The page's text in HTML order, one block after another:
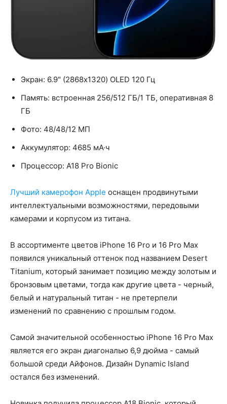
Экран: 6.9" (2868x1320) OLED 120 Гц
Память: встроенная 256/512 ГБ/1 ТБ, оперативная 8
ГБ
Фото: 48/48/12 МП
Аккумулятор: 4685 мА·ч
Процессор: A18 Pro Bionic
Лучший камерофон Apple оснащен продвинутыми
интеллектуальными возможностями, передовыми
камерами и корпусом из титана.
В ассортименте цветов iPhone 16 Pro и 16 Pro Max
появился уникальный оттенок под названием Desert
Titanium, который занимает позицию между золотым и
бронзовым цветами, тогда как другие цвета - черный,
белый и натуральный титан - не претерпели
изменений по сравнению с прошлым годом.
Самой значительной особенностью iPhone 16 Pro Max
является его экран диагональю 6,9 дюйма - самый
большой среди Айфонов. Дизайн Dynamic Island
остался без изменений.